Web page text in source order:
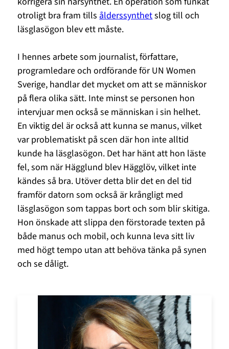
otroligt bra fram tills ålderssynthetslog till och
läsglasögon blev ett måste.
I hennes arbete som journalist, författare,
programledare och ordförande för UN Women
Sverige, handlar det mycket om att se människor
på flera olika sätt. Inte minst se personen hon
intervjuar men också se människan i sin helhet.
En viktig del är också att kunna se manus, vilket
var problematiskt på scen där hon inte alltid
kunde ha läsglasögon. Det har hänt att hon läste
fel, som när Hägglund blev Hägglöv, vilket inte
kändes så bra. Utöver detta blir det en del tid
framför datorn som också är krångligt med
läsglasögon som tappas bort och som blir skitiga.
Hon önskade att slippa den förstorade texten på
både manus och mobil, och kunna leva sitt liv
med högt tempo utan att behöva tänka på synen
och se dåligt.